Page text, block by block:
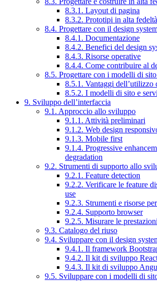
8.3.1. Layout di pagina
8.3.2. Prototipi in alta fedeltà
8.4. Progettare con il design
8.4.1. Documentazione
8.4.2. Benefici del design
8.4.3. Risorse operative
8.4.4. Come contribuire al
8.5. Progettare con i modelli di
8.5.1. Vantaggi dell’utilizzo
8.5.2. I modelli di sito e
9. Sviluppo dell’interfaccia
9.1. Approccio allo sviluppo
9.1.1. Attività preliminari
9.1.2. Web design
9.1.3. Mobile first
9.1.4. Progressive
degradation
9.2. Strumenti di supporto allo
9.2.1. Feature detection
9.2.2. Verificare le feature
use
9.2.3. Strumenti e risorse
9.2.4. Supporto browser
9.2.5. Misurare le prestazioni
9.3. Catalogo del riuso
9.4. Sviluppare con il design
9.4.1. Il framework
9.4.2. Il kit di sviluppo
9.4.3. Il kit di sviluppo
9.5. Sviluppare con i modelli di